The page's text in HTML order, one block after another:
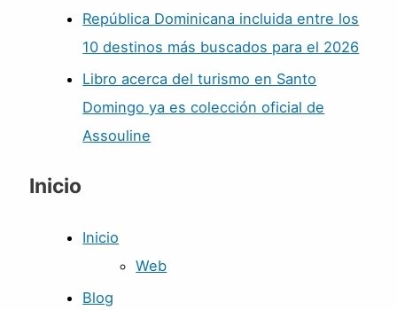
República Dominicana incluida entre los
10 destinos más buscados para el 2026
Libro acerca del turismo en Santo
Domingo ya es colección oficial de
Assouline
Inicio
Inicio
Web
Blog